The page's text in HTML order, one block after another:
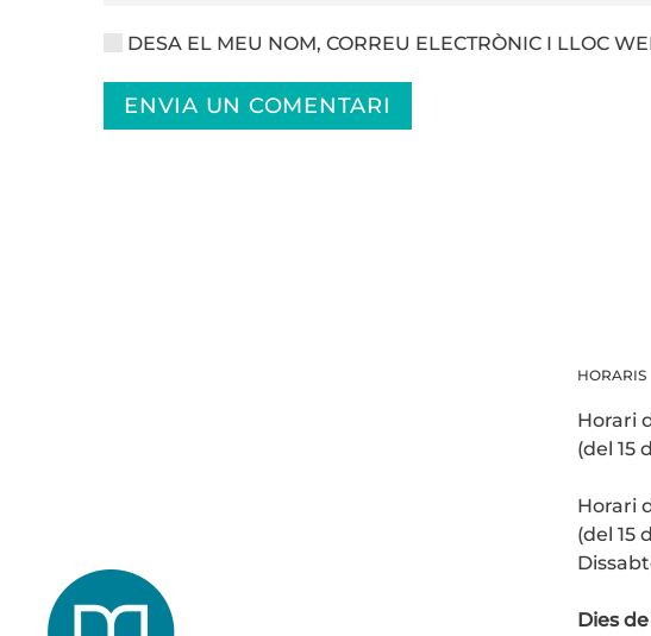
DESA EL MEU NOM, CORREU ELECTRÒNIC I LLOC
ENVIA UN COMENTARI
HORARIS
Horari
(del 15
Horari
(del 15
Dies